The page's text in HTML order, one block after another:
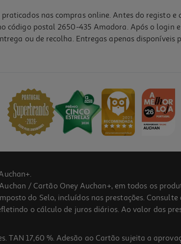
nas compras online. Antes do registo
código postal 2650-435 Amadora. Após o login
ou de recolha. Entregas apenas
/ Cartão Oney Auchan+, em todos os
do Selo, incluídos nas prestações. Consulte
o cálculo de juros diários. Ao valor das
TAN 17,60 %. Adesão ao Cartão sujeita a